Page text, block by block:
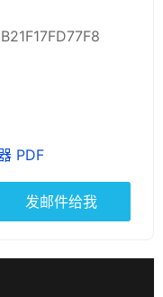
PDF
发邮件给我